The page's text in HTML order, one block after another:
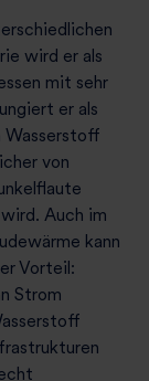
wird er als
mit sehr
er als
Wasserstoff
von
Auch im
kann
Vorteil:
Strom